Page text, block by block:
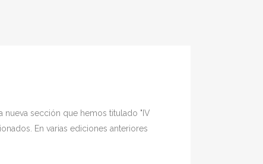
nueva sección que hemos titulado "IV
En varias ediciones anteriores